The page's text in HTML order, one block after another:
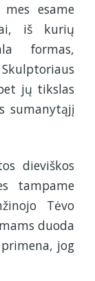
esame
iš kurių
formas,
jų tikslas
sumanytąjį
dieviškos
tampame
Tėvo
duoda
jog